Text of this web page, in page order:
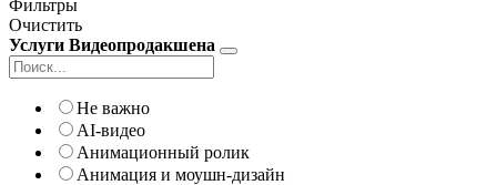
Фильтры
Очистить
Услуги Видеопродакшена
Не важно
AI-видео
Анимационный ролик
Анимация и моушн-дизайн